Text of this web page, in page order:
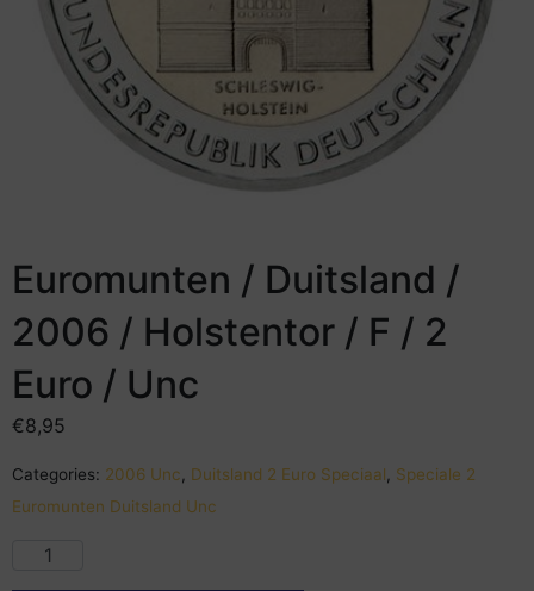
Euromunten / Duitsland /
2006 / Holstentor / F / 2
Euro / Unc
€8,95
Categories: 2006 Unc Duitsland 2 Euro Speciaal
Speciale 2
Euromunten Duitsland Unc